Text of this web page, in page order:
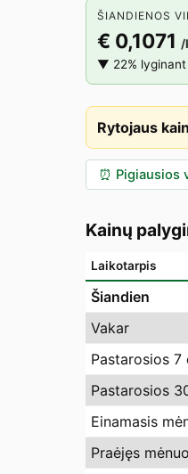
ŠIANDIENOS
€ 0,1071 /
▼ 22%
Rytojaus
⏰ Pigiausios
Kainų
Laikotarpis
Šiandien
Vakar
Pastarosios 7
Pastarosios
Einamasis
Praėjęs mėnuo